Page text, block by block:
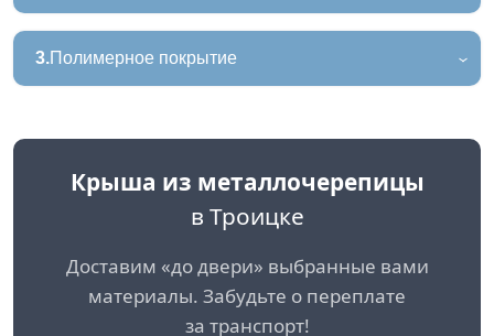
3.Полимерное покрытие
Крыша из металлочерепицы
в Троицке
Доставим «до двери» выбранные вами
материалы. Забудьте о переплате
за транспорт!